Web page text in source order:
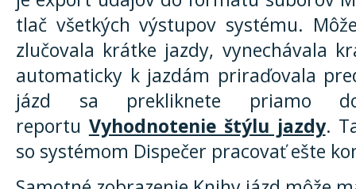
tlač všetkých výstupov systému.
zlučovala krátke jazdy, vynechávala
automaticky k jazdám priraďovala
jázd sa prekliknete priamo
reportu Vyhodnotenie štýlu jazdy.
so systémom Dispečer pracovať ešte